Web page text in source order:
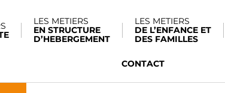
LES METIERS
EN STRUCTURE
D’HEBERGEMENT
LES METIERS
DE L’ENFANCE ET
DES FAMILLES
CONTACT